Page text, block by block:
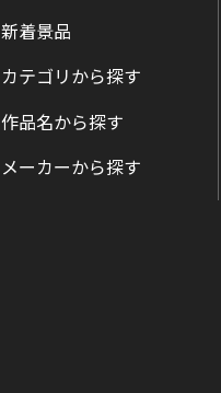
新着景品
カテゴリから探す
作品名から探す
メーカーから探す